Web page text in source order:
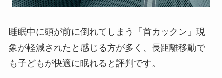
睡眠中に頭が前に倒れてしまう「首カックン」現
象が軽減されたと感じる方が多く、長距離移動で
も子どもが快適に眠れると評判です。